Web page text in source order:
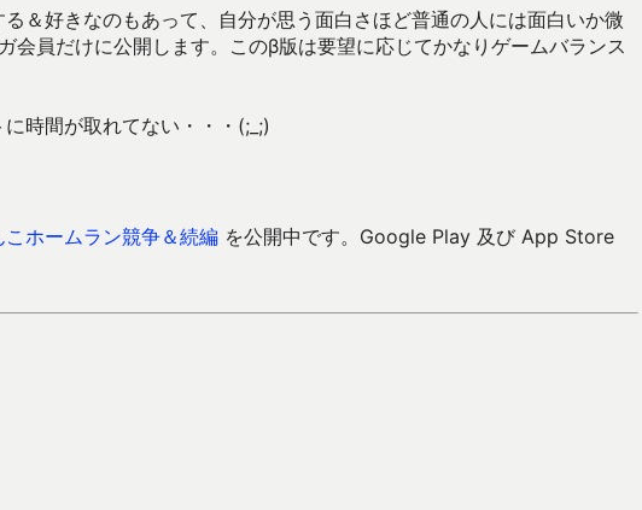
＆好きなのもあって、自分が思う面白さほど普通の人には面白いか微
会員だけに公開します。このβ版は要望に応じてかなりゲームバランス
時間が取れてない・・・(;_;)
こホームラン競争＆続編 を公開中です。Google Play 及び App Store